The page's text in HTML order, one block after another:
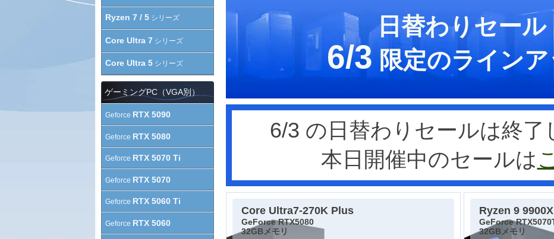
日替わりセール
6/3限定のラインア
6/3 の日替わりセールは終了
本日開催中のセールは
Core Ultra7-270K Plus
GeForce RTX5080
32GBメモリ
Ryzen 9 9900X
GeForce
32GBメモリ
Ryzen 7 / 5 シリーズ
Core Ultra 7 シリーズ
Core Ultra 5 シリーズ
ゲーミングPC（VGA別）
Geforce RTX 5090
Geforce RTX 5080
Geforce RTX 5070 Ti
Geforce RTX 5070
Geforce RTX 5060 Ti
Geforce RTX 5060